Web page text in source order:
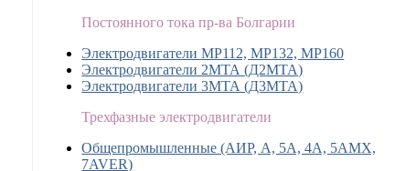
Постоянного тока пр-ва Болгарии
Электродвигатели MP112, МР132, MP160
Электродвигатели 2МТА (Д2МТА)
Электродвигатели 3МТА (Д3МТА)
Трехфазные электродвигатели
Общепромышленные (АИР, А, 5А, 4А, 5АМХ,
7AVER)